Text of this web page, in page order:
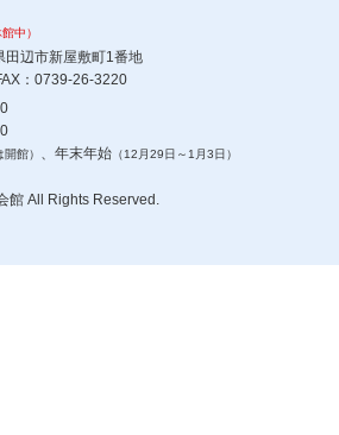
館中）
辺市新屋敷町1番地
：0739-26-3220
開館） 、年末年始（12月29日～1月3日）
館 All Rights Reserved.